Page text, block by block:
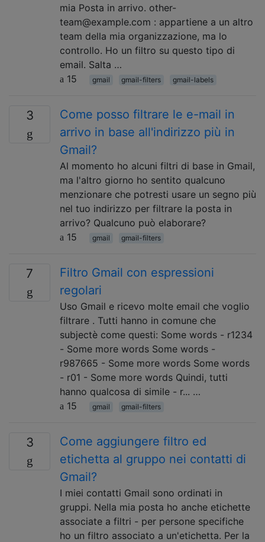
mia Posta in arrivo. other-
team@example.com : appartiene a un altro
team della mia organizzazione, ma lo
controllo. Ho un filtro su questo tipo di
email. Salta …
15
gmail gmail-filters gmail-labels
3
Come posso filtrare le e-mail in
arrivo in base all'indirizzo più in
Gmail?
Al momento ho alcuni filtri di base in Gmail,
ma l'altro giorno ho sentito qualcuno
menzionare che potresti usare un segno più
nel tuo indirizzo per filtrare la posta in
arrivo? Qualcuno può elaborare?
15
gmail gmail-filters
7
Filtro Gmail con espressioni
regolari
Uso Gmail e ricevo molte email che voglio
filtrare . Tutti hanno in comune che
subjectè come questi: Some words - r1234
- Some more words Some words -
r987665 - Some more words Some words
- r01 - Some more words Quindi, tutti
hanno qualcosa di simile - r... …
15
gmail gmail-filters
3
Come aggiungere filtro ed
etichetta al gruppo nei contatti di
Gmail?
I miei contatti Gmail sono ordinati in
gruppi. Nella mia posta ho anche etichette
associate a filtri - per persone specifiche
ho un filtro associato a un'etichetta. Per la